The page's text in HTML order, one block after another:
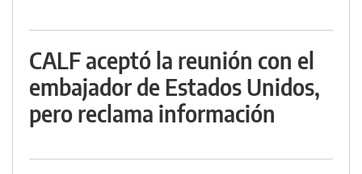
CALF aceptó la reunión con el
embajador de Estados Unidos,
pero reclama información